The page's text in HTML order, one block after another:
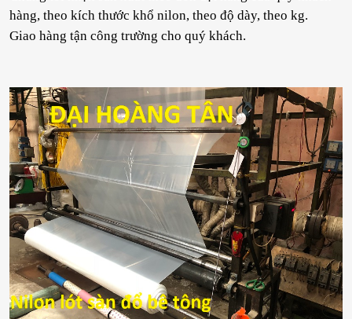
hàng, theo kích thước khổ nilon, theo độ dày, theo kg.
Giao hàng tận công trường cho quý khách.